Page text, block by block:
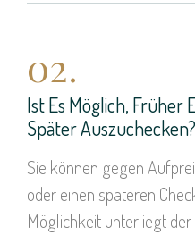
02.
Ist Es Möglich, Früher
Später Auszuchecken?
Sie können gegen
oder einen späteren
Möglichkeit unterliegt